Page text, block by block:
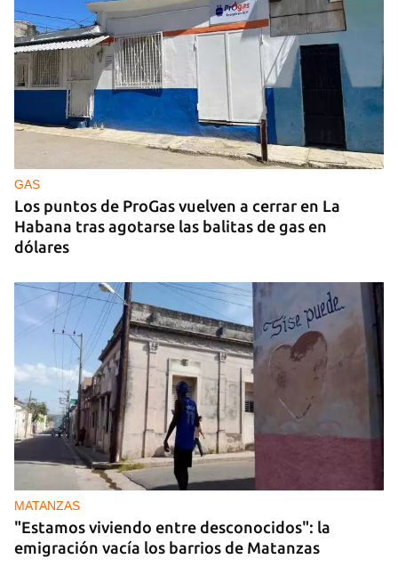
IA
China lanza una organización internacional de
gobernanza de la IA con 29 países, entre ellos
Cuba
GAS
Los puntos de ProGas vuelven a cerrar en La
Habana tras agotarse las balitas de gas en
dólares
MATANZAS
"Estamos viviendo entre desconocidos": la
emigración vacía los barrios de Matanzas